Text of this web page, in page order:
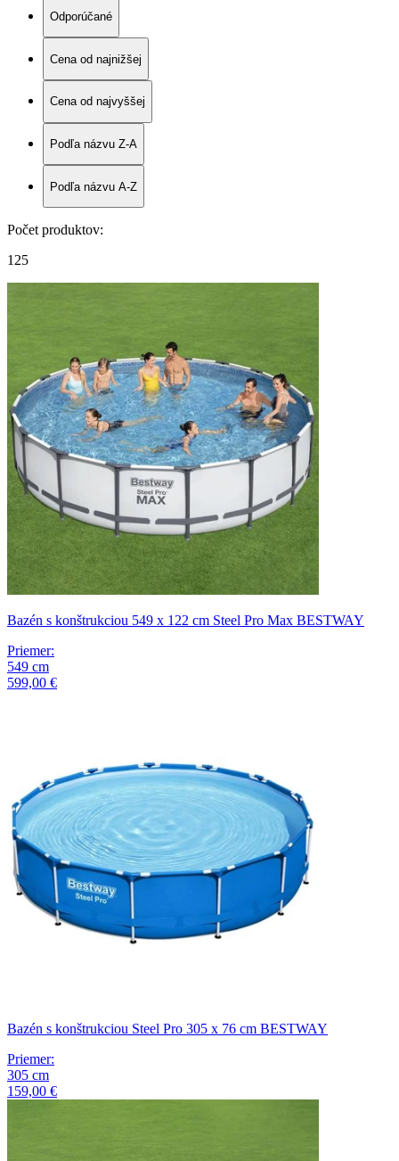
Odporúčané
Cena od najnižšej
Cena od najvyššej
Podľa názvu Z-A
Podľa názvu A-Z
Počet produktov:
125
Bazén s konštrukciou 549 x 122 cm Steel Pro Max BESTWAY
Priemer:
549 cm
599,00 €
Bazén s konštrukciou Steel Pro 305 x 76 cm BESTWAY
Priemer:
305 cm
159,00 €